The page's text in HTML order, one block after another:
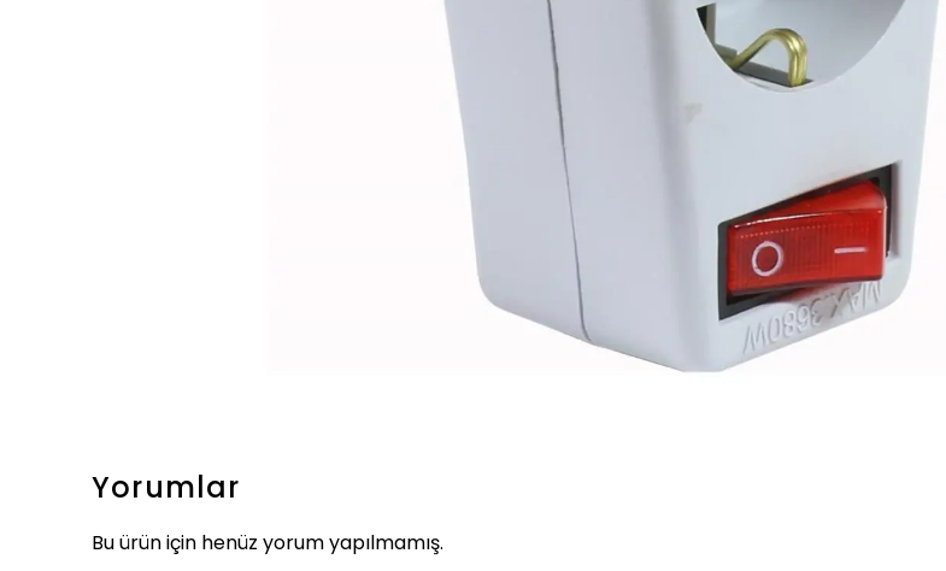
Yorumlar
Bu ürün için henüz yorum yapılmamış.